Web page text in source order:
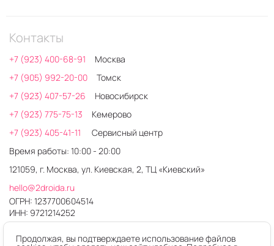
Контакты
+7 (923) 400-68-91
Москва
+7 (905) 992-20-00
Томск
+7 (923) 407-57-26
Новосибирск
+7 (923) 775-75-13
Кемерово
+7 (923) 405-41-11
Сервисный центр
Время работы: 10:00 - 20:00
121059, г. Москва, ул. Киевская, 2, ТЦ «Киевский»
hello@2droida.ru
ОГРН: 1237700604514
ИНН: 9721214252
Продолжая, вы подтверждаете использование файлов